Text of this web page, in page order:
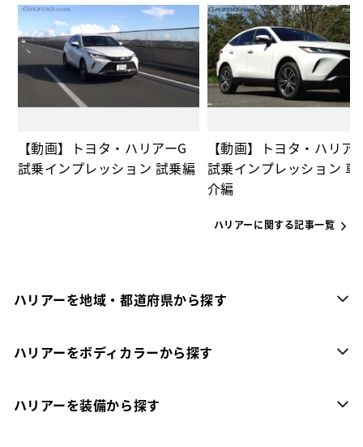
【動画】トヨタ・ハリアーG
試乗インプレッション 試乗編
【動画】トヨタ・ハリア
試乗インプレッション 車
介編
ハリアーに関する記事一覧
ハリアーを地域・都道府県から探す
ハリアーをボディカラーから探す
ハリアーを装備から探す